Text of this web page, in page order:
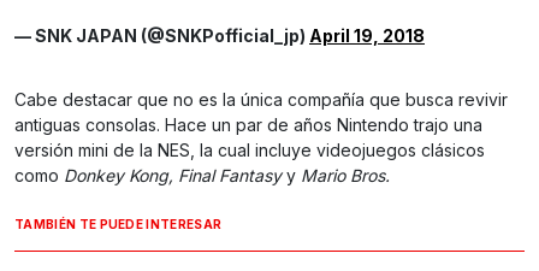
— SNK JAPAN (@SNKPofficial_jp) April 19, 2018
Cabe destacar que no es la única compañía que busca revivir
antiguas consolas. Hace un par de años Nintendo trajo una
versión mini de la NES, la cual incluye videojuegos clásicos
como Donkey Kong, Final Fantasyy Mario Bros.
TAMBIÉN TE PUEDE INTERESAR